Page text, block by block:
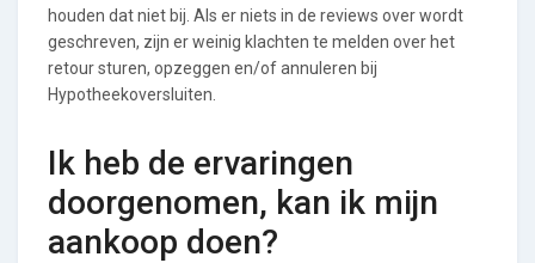
houden dat niet bij. Als er niets in de reviews over wordt
geschreven, zijn er weinig klachten te melden over het
retour sturen, opzeggen en/of annuleren bij
Hypotheekoversluiten.
Ik heb de ervaringen
doorgenomen, kan ik mijn
aankoop doen?